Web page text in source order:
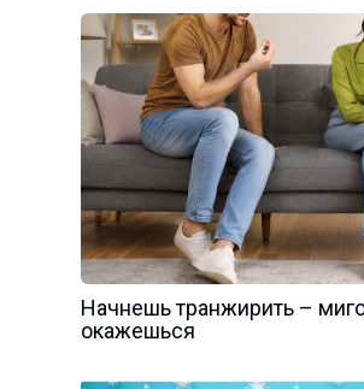
Начнешь транжирить –
окажешься